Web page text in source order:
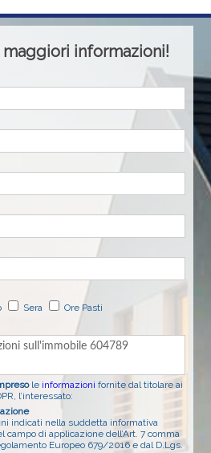
informazioni!
Sera
Ore Pasti
le informazioni fornite dal titolare ai
l’interessato:
indicati nella suddetta informativa
campo di applicazione dell’Art. 7 comma
Europeo 679/2016 e dal D.Lgs.